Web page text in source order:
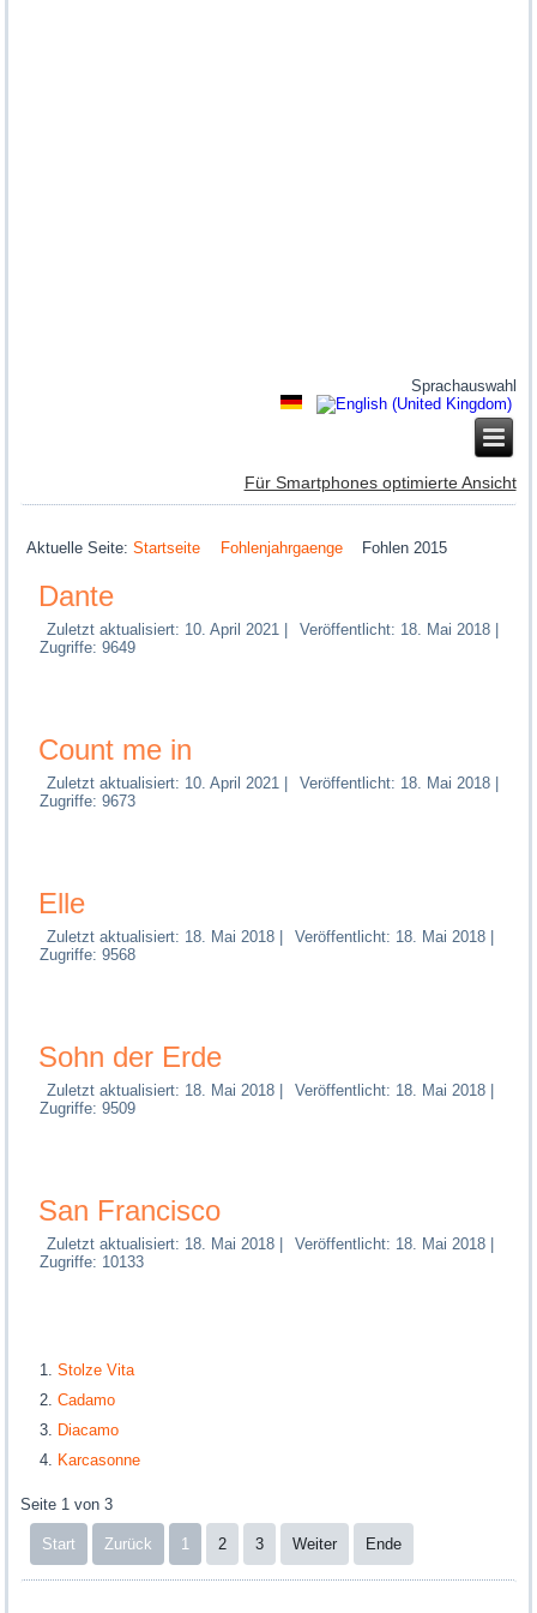
Sprachauswahl
Für Smartphones optimierte Ansicht
Aktuelle Seite:Startseite Fohlenjahrgaenge Fohlen 2015
Dante
Zuletzt aktualisiert: 10. April 2021 Veröffentlicht: 18. Mai 2018
Zugriffe: 9649
Count me in
Zuletzt aktualisiert: 10. April 2021 Veröffentlicht: 18. Mai 2018
Zugriffe: 9673
Elle
Zuletzt aktualisiert: 18. Mai 2018 Veröffentlicht: 18. Mai 2018
Zugriffe: 9568
Sohn der Erde
Zuletzt aktualisiert: 18. Mai 2018 Veröffentlicht: 18. Mai 2018
Zugriffe: 9509
San Francisco
Zuletzt aktualisiert: 18. Mai 2018 Veröffentlicht: 18. Mai 2018
Zugriffe: 10133
Stolze Vita
Cadamo
Diacamo
Karcasonne
Seite 1 von 3
Start Zurück 1 2 3 Weiter Ende